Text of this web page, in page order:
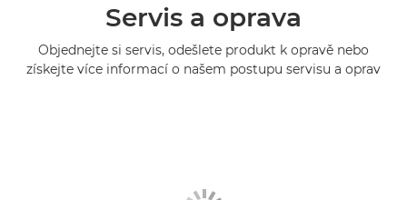
Servis a oprava
Objednejte si servis, odešlete produkt k opravě nebo
získejte více informací o našem postupu servisu a oprav